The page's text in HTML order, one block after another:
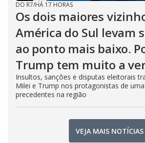
DO R7/HÁ 17 HORAS
Os dois maiores
América do Sul levam
ao ponto mais baixo.
Trump tem muito a
Insultos, sanções e disputas eleitorais
Milei e Trump nos protagonistas de
precedentes na região
VEJA MAIS NOTÍCIAS